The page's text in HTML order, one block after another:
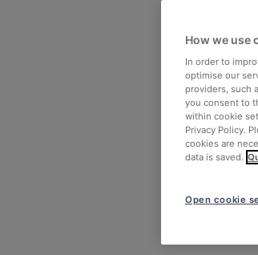
How we use
In order to
optimise our
providers, such
you consent to
within cookie
Privacy Policy.
cookies are
data is saved.
Open cookie